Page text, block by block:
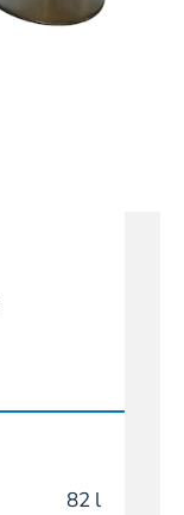
82 l